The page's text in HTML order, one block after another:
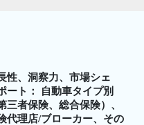
性、洞察力、市場シェ
ート： 自動車タイプ別
三者保険、総合保険）、
代理店/ブローカー、その